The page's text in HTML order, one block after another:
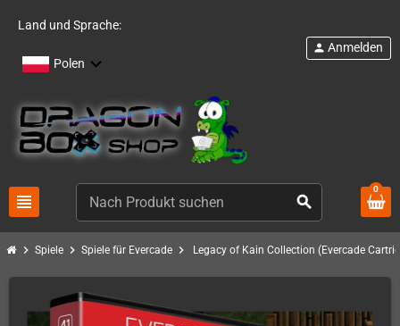
Land und Sprache:
Polen
view_headline search
person Anmelden
0
chevron_right Spiele chevron_right Spiele für Evercade chevron_right Legacy of Kain Collection (Evercade